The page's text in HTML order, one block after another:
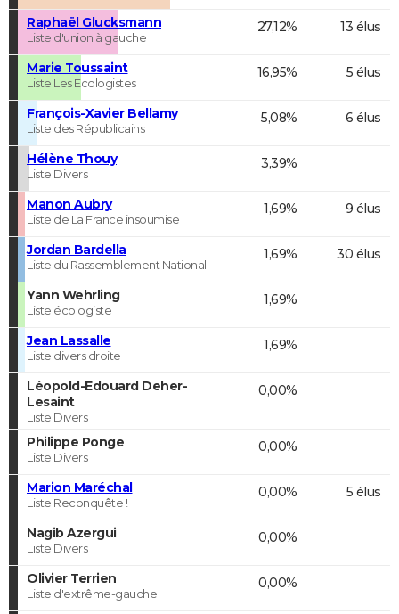
Raphaël Glucksmann
Liste d'union à gauche
27,12% 13 élus
Marie Toussaint
Liste Les Ecologistes
16,95% 5 élus
François-Xavier Bellamy
Liste des Républicains
5,08% 6 élus
Hélène Thouy
Liste Divers
3,39%
Manon Aubry
Liste de La France insoumise
1,69% 9 élus
Jordan Bardella
Liste du Rassemblement National
1,69% 30 élus
Yann Wehrling
Liste écologiste
1,69%
Jean Lassalle
Liste divers droite
1,69%
Léopold-Edouard Deher-
Lesaint
Liste Divers
0,00%
Philippe Ponge
Liste Divers
0,00%
Marion Maréchal
Liste Reconquête !
0,00% 5 élus
Nagib Azergui
Liste Divers
0,00%
Olivier Terrien
Liste d'extrême-gauche
0,00%